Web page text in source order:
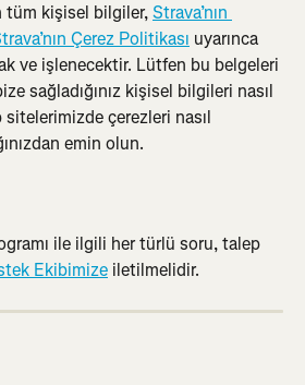
tüm kişisel bilgiler, Strava’nın
Çerez Politikası uyarınca
ve işlenecektir. Lütfen bu belgeleri
sağladığınız kişisel bilgileri nasıl
sitelerimizde çerezleri nasıl
emin olun.
ile ilgili her türlü soru, talep
Ekibimize iletilmelidir.